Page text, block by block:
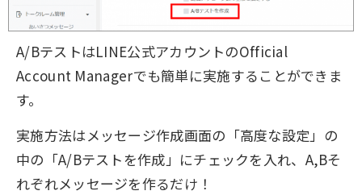
A/BテストはLINE公式アカウントのOfficial
Account Managerでも簡単に実施することができま
す。
実施方法はメッセージ作成画面の「高度な設定」の
中の「A/Bテストを作成」にチェックを入れ、A,Bそ
れぞれメッセージを作るだけ！